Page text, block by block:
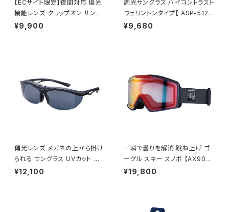
【ECサイト限定】夜間対応 偏光
機能レンズ クリップオン サング
ラス 【AS-3NV BK】 ウェリント
¥9,900
調光サングラス ハイコントラスト
ウェリントンタイプ【 ASP-5125
MBK 】 軽量サングラス 調光レ
¥9,680
偏光レンズ メガネの上から掛け
られる サングラス UVカット 跳
ね上げタイプ 【FU-604PCS S
¥12,100
一瞬で曇りを解消 跳ね上げ ゴ
ーグル スキー スノボ 【AX900-
WCM GY】 マットグレー レッド
¥19,800